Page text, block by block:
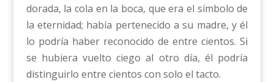
dorada, la cola en la boca, que era el símbolo de
la eternidad; había pertenecido a su madre, y él
lo podría haber reconocido de entre cientos. Si
se hubiera vuelto ciego al otro día, él podría
distinguirlo entre cientos con solo el tacto.